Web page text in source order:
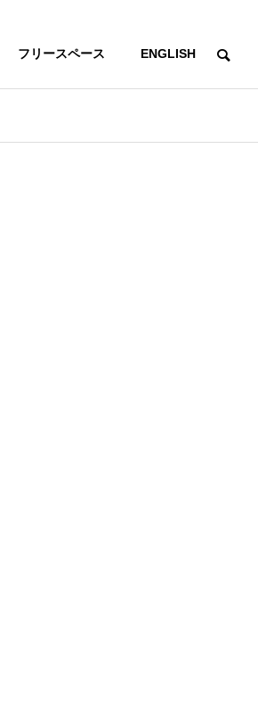
フリースペース ENGLISH